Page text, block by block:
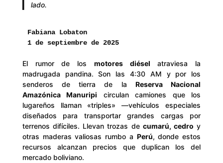
lado.
Fabiana Lobaton
1 de septiembre de 2025
El rumor de los motores diésel atraviesa la
madrugada pandina. Son las 4:30 AM y por los
senderos de tierra de la Reserva Nacional
Amazónica Manuripi circulan camiones que los
lugareños llaman «triples» —vehículos especiales
diseñados para transportar grandes cargas por
terrenos difíciles. Llevan trozas de cumarú, cedro y
otras maderas valiosas rumbo a Perú, donde estos
recursos alcanzan precios que duplican los del
mercado boliviano.